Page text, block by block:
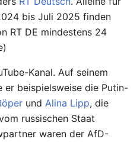
bis Juli 2025 finden
RT DE mindestens 24
Kanal. Auf seinem
er beispielsweise die Putin-
und Alina Lipp, die
russischen Staat
waren der AfD-